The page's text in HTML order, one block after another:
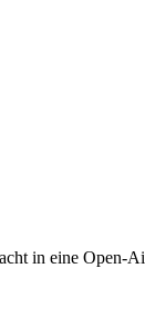
in eine Open-